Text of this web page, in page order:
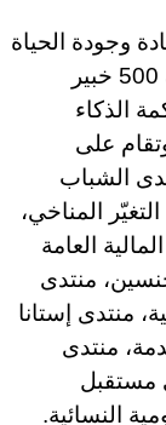
وجودة الحياة
في إطارٍ علمي أكاديمي وبحثي بمشاركة 500 خبير
الذكاء
على
الشباب
المناخي،
العامة
منتدى
منتدى إستانا
منتدى
مستقبل
النسائية.